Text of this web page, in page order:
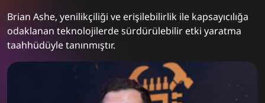
Brian Ashe, yenilikçiliği ve erişilebilirlik ile kapsayıcılığa
odaklanan teknolojilerde sürdürülebilir etki yaratma
taahhüdüyle tanınmıştır.